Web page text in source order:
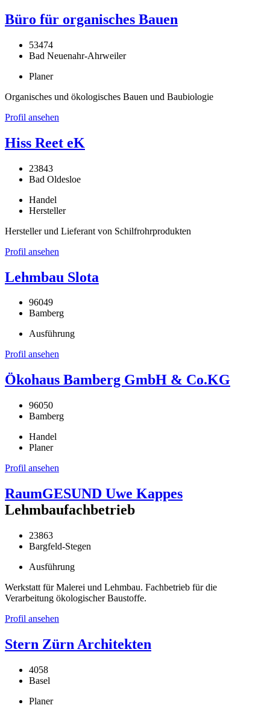
Büro für organisches Bauen
53474
Bad Neuenahr-Ahrweiler
Planer
Organisches und ökologisches Bauen und Baubiologie
Profil ansehen
Hiss Reet eK
23843
Bad Oldesloe
Handel
Hersteller
Hersteller und Lieferant von Schilfrohrprodukten
Profil ansehen
Lehmbau Slota
96049
Bamberg
Ausführung
Profil ansehen
Ökohaus Bamberg GmbH & Co.KG
96050
Bamberg
Handel
Planer
Profil ansehen
RaumGESUND Uwe Kappes
Lehmbaufachbetrieb
23863
Bargfeld-Stegen
Ausführung
Werkstatt für Malerei und Lehmbau. Fachbetrieb für die
Verarbeitung ökologischer Baustoffe.
Profil ansehen
Stern Zürn Architekten
4058
Basel
Planer